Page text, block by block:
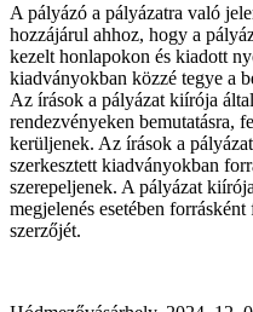
A pályázó a pályázatra való
hozzájárul ahhoz, hogy a
kezelt honlapokon és kiadott
kiadványokban közzé tegye a
Az írások a pályázat kiírója
rendezvényeken bemutatásra,
kerüljenek. Az írások a
szerkesztett kiadványokban
szerepeljenek. A pályázat
megjelenés esetében
szerzőjét.